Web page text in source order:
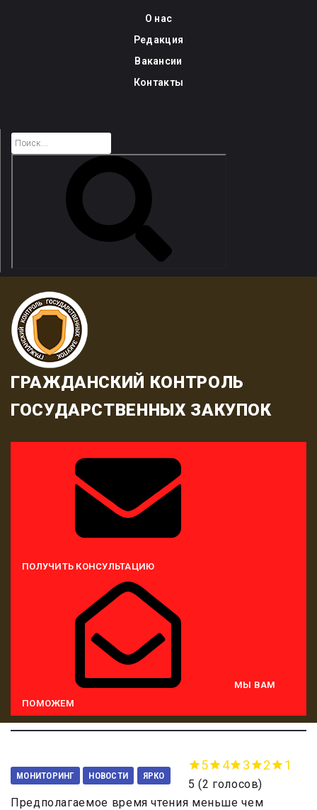
О нас
Редакция
Вакансии
Контакты
ГРАЖДАНСКИЙ КОНТРОЛЬ
ГОСУДАРСТВЕННЫХ ЗАКУПОК
ПОЛУЧИТЬ КОНСУЛЬТАЦИЮ
МЫ ВАМ
ПОМОЖЕМ
МОНИТОРИНГ НОВОСТИ ЯРКО
5 4 3 2 1
5 (2 голосов)
Предполагаемое время чтения меньше чем